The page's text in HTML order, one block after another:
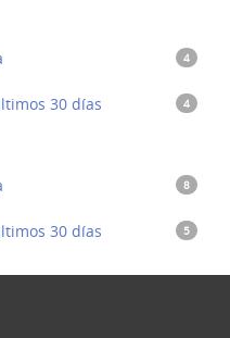
4
30 días 4
8
30 días 5